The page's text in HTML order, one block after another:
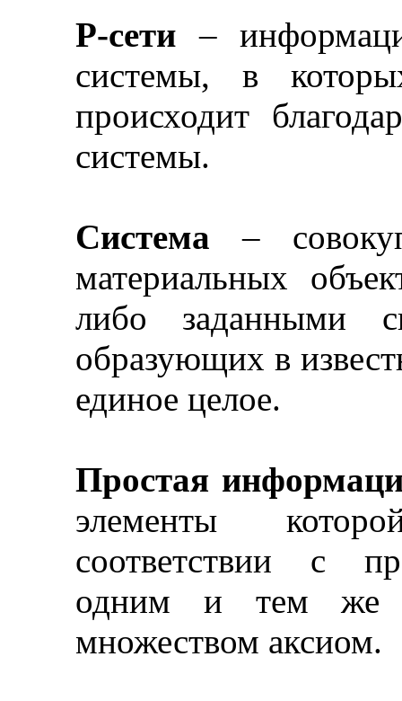
Р-сети –
системы, в
происходит
системы.
Система –
материальных
либо заданными
образующих в
единое целое.
Простая
элементы
соответствии с
одним и тем же
множеством аксиом.